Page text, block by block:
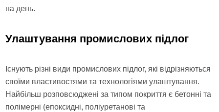
на день.
Улаштування промислових підлог
Існують різні види промислових підлог, які відрізняються
своїми властивостями та технологіями улаштування.
Найбільш розповсюджені за типом покриття є бетонні та
полімерні (епоксидні, поліуретанові та